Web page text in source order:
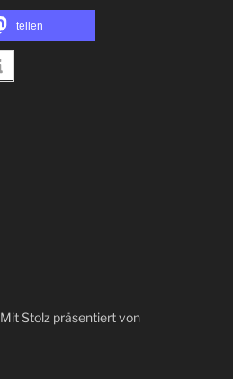
teilen
Mit Stolz präsentiert von